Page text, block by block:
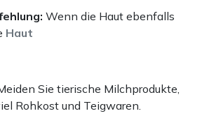
Wenn die Haut ebenfalls
Haut
Sie tierische Milchprodukte,
Rohkost und Teigwaren.